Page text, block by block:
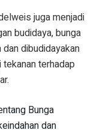
juga menjadi
budidaya, bunga
dibudidayakan
terhadap
Bunga
dan